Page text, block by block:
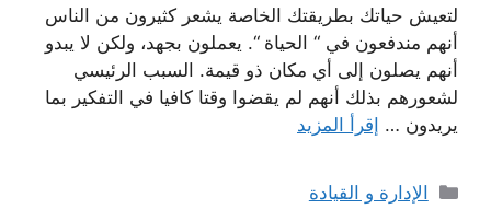
لتعيش حياتك بطريقتك الخاصة يشعر كثيرون من الناس
أنهم مندفعون في “ الحياة “. يعملون بجهد، ولكن لا يبدو
أنهم يصلون إلى أي مكان ذو قيمة. السبب الرئيسي
لشعورهم بذلك أنهم لم يقضوا وقتا كافيا في التفكير بما
يريدون … إقرأ المزيد
التصنيفات
الإدارة و القيادة